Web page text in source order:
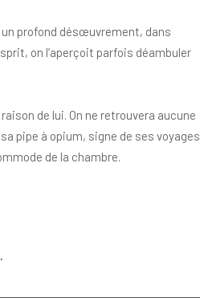
un profond désœuvrement, dans
on l’aperçoit parfois déambuler
de lui. On ne retrouvera aucune
pipe à opium, signe de ses voyages
de la chambre.